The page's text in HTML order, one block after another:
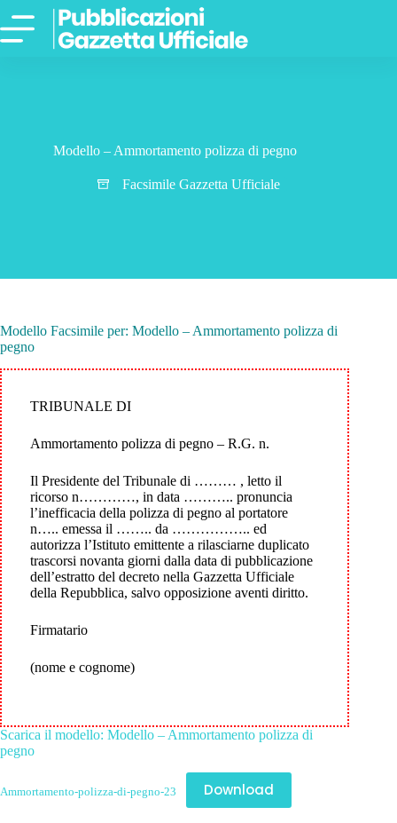
contenuto
Modello – Ammortamento polizza di pegno
Facsimile Gazzetta Ufficiale
Modello Facsimile per: Modello – Ammortamento polizza di
pegno
TRIBUNALE DI
Ammortamento polizza di pegno – R.G. n.
Il Presidente del Tribunale di ……… , letto il
ricorso n…………, in data ……….. pronuncia
l’inefficacia della polizza di pegno al portatore
n….. emessa il …….. da …………….. ed
autorizza l’Istituto emittente a rilasciarne duplicato
trascorsi novanta giorni dalla data di pubblicazione
dell’estratto del decreto nella Gazzetta Ufficiale
della Repubblica, salvo opposizione aventi diritto.
Firmatario
(nome e cognome)
Scarica il modello: Modello – Ammortamento polizza di
pegno
Ammortamento-polizza-di-pegno-23 Download